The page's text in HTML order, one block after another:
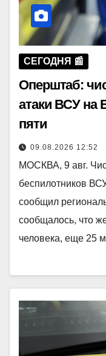
СЕГОДНЯ 📰
Оперштаб:
атаки ВСУ на
пяти
09.08.2026 12:52
МОСКВА, 9 авг.
беспилотников
сообщил
сообщалось, что
человека, еще 25